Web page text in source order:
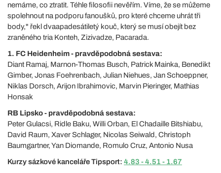
nemáme, co ztratit. Téhle filosofii nevěřím. Víme, že se můžeme
spolehnout na podporu fanoušků, pro které chceme uhrát tři
body," řekl dvaapadesátiletý kouč, který se musí obejít bez
zraněného tria Konteh, Zizivadze, Pacarada.
1. FC Heidenheim - pravděpodobná sestava:
Diant Ramaj, Marnon-Thomas Busch, Patrick Mainka, Benedikt
Gimber, Jonas Foehrenbach, Julian Niehues, Jan Schoeppner,
Niklas Dorsch, Arijon Ibrahimovic, Marvin Pieringer, Mathias
Honsak
RB Lipsko - pravděpodobná sestava:
Peter Gulacsi, Ridle Baku, Willi Orban, El Chadaille Bitshiabu,
David Raum, Xaver Schlager, Nicolas Seiwald, Christoph
Baumgartner, Yan Diomande, Romulo Cruz, Antonio Nusa
Kurzy sázkové kanceláře Tipsport: 4.83 - 4.51 - 1.67